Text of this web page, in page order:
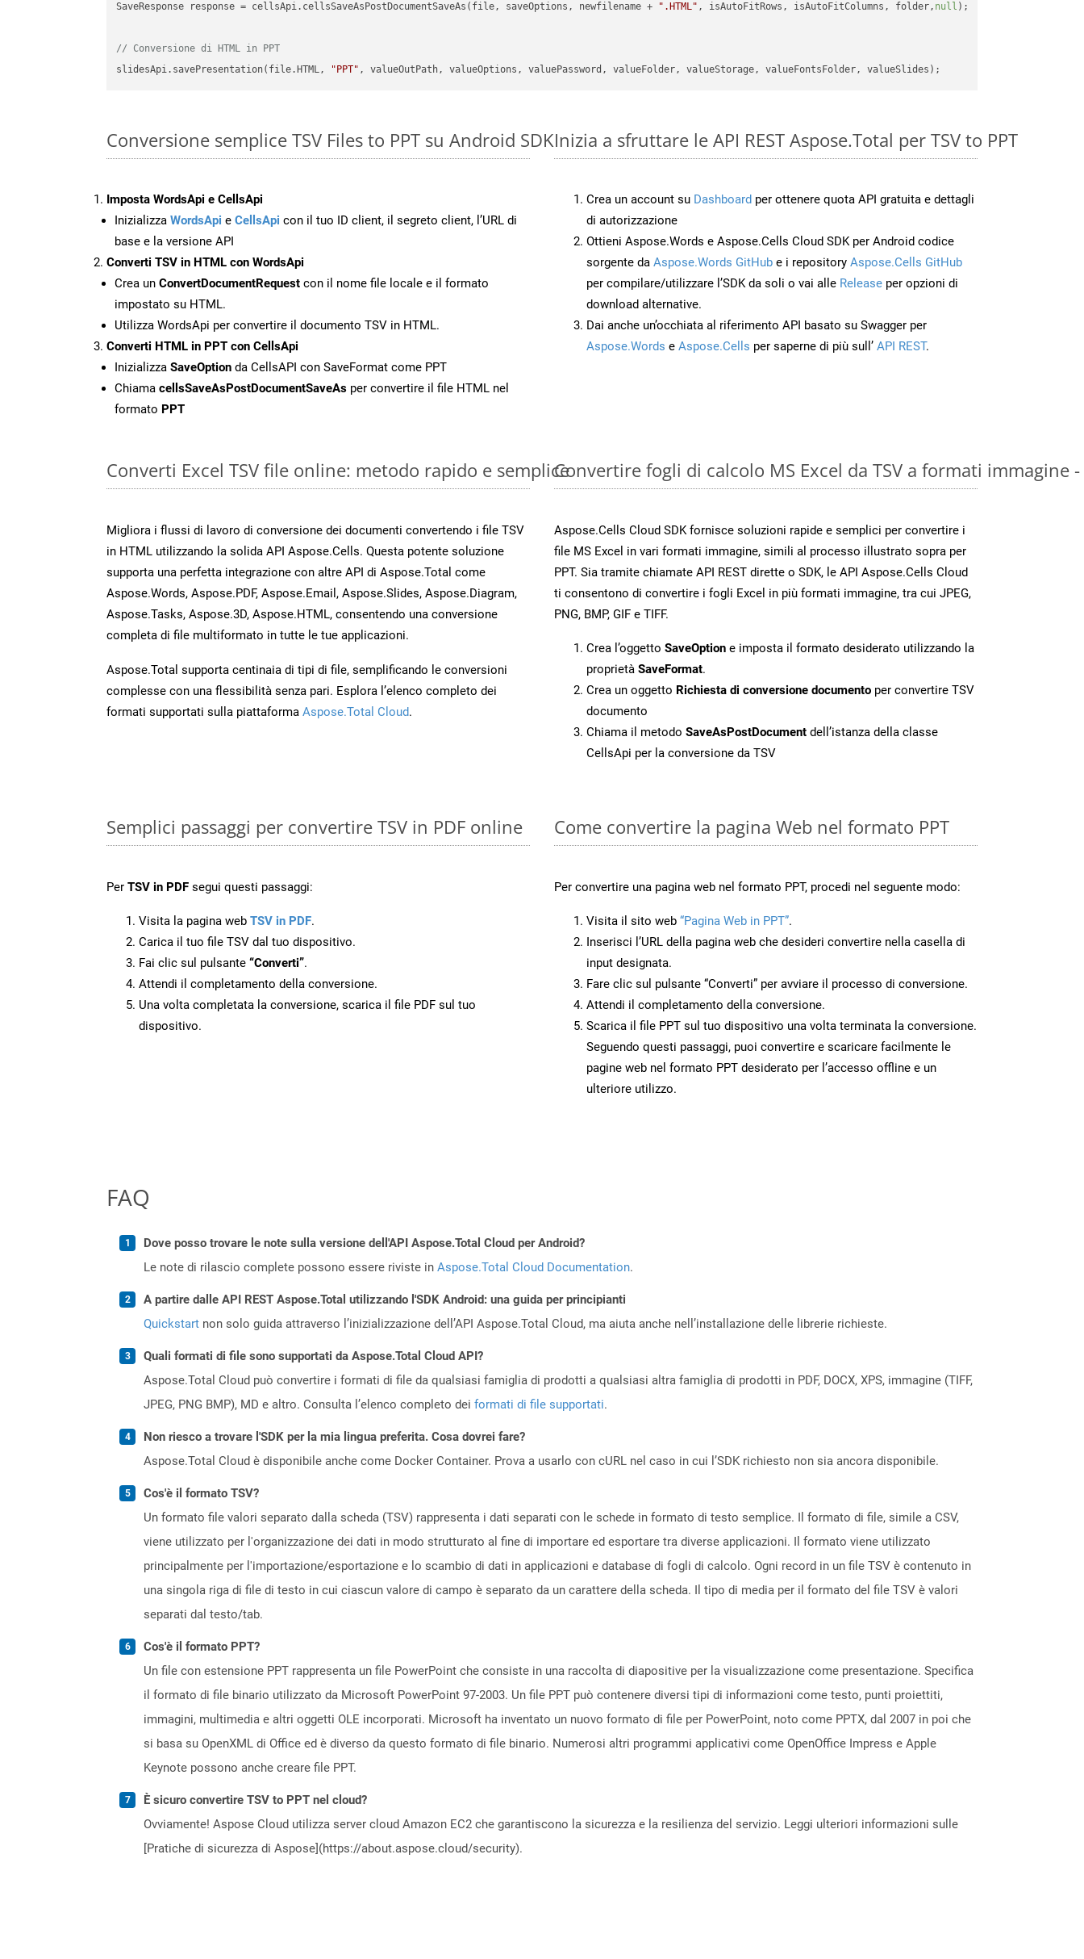
SaveResponse response = cellsApi.cellsSaveAsPostDocumentSaveAs(file, saveOptions, newfilename +
".HTML" , isAutoFitRows, isAutoFitColumns, folder, null );
// Conversione di HTML in PPT
slidesApi.savePresentation(file.HTML,
"PPT"
Conversione semplice TSV Files to PPT su Android SDK
Imposta WordsApi e CellsApi
Inizializza WordsApi e CellsApi con il tuo ID client, il segreto client, l’URL di
base e la versione API
Converti TSV in HTML con WordsApi
Crea un ConvertDocumentRequest con il nome file locale e il formato
impostato su HTML.
Utilizza WordsApi per convertire il documento TSV in HTML.
Converti HTML in PPT con CellsApi
Inizializza SaveOption da CellsAPI con SaveFormat come PPT
Chiama cellsSaveAsPostDocumentSaveAs per convertire il file HTML nel
formato PPT
Inizia a sfruttare le API REST Aspose.Total per TSV to PPT
Crea un account su Dashboard per ottenere quota API gratuita e dettagli
di autorizzazione
Ottieni Aspose.Words e Aspose.Cells Cloud SDK per Android codice
sorgente da Aspose.Words GitHub e i repository Aspose.Cells GitHub
per compilare/utilizzare l’SDK da soli o vai alle Release per opzioni di
download alternative.
Dai anche un’occhiata al riferimento API basato su Swagger per
Aspose.Words e Aspose.Cells per saperne di più sull’ API REST.
Converti Excel TSV file online: metodo rapido e semplice
Migliora i flussi di lavoro di conversione dei documenti convertendo i file TSV
in HTML utilizzando la solida API Aspose.Cells. Questa potente soluzione
supporta una perfetta integrazione con altre API di Aspose.Total come
Aspose.Words, Aspose.PDF, Aspose.Email, Aspose.Slides, Aspose.Diagram,
Aspose.Tasks, Aspose.3D, Aspose.HTML, consentendo una conversione
completa di file multiformato in tutte le tue applicazioni.
Aspose.Total supporta centinaia di tipi di file, semplificando le conversioni
complesse con una flessibilità senza pari. Esplora l’elenco completo dei
formati supportati sulla piattaforma Aspose.Total Cloud.
Convertire fogli di calcolo MS Excel da TSV a formati immagine
Aspose.Cells Cloud SDK fornisce soluzioni rapide e semplici per convertire i
file MS Excel in vari formati immagine, simili al processo illustrato sopra per
PPT. Sia tramite chiamate API REST dirette o SDK, le API Aspose.Cells Cloud
ti consentono di convertire i fogli Excel in più formati immagine, tra cui JPEG,
PNG, BMP, GIF e TIFF.
Crea l’oggetto SaveOption e imposta il formato desiderato utilizzando la
proprietà SaveFormat.
Crea un oggetto Richiesta di conversione documento per convertire TSV
documento
Chiama il metodo SaveAsPostDocument dell’istanza della classe
CellsApi per la conversione da TSV
Semplici passaggi per convertire TSV in PDF online
Per TSV in PDF segui questi passaggi:
Visita la pagina web TSV in PDF.
Carica il tuo file TSV dal tuo dispositivo.
Fai clic sul pulsante “Converti”.
Attendi il completamento della conversione.
Una volta completata la conversione, scarica il file PDF sul tuo
dispositivo.
Come convertire la pagina Web nel formato PPT
Per convertire una pagina web nel formato PPT, procedi nel seguente modo:
Visita il sito web “Pagina Web in PPT”.
Inserisci l’URL della pagina web che desideri convertire nella casella di
input designata.
Fare clic sul pulsante “Converti” per avviare il processo di conversione.
Attendi il completamento della conversione.
Scarica il file PPT sul tuo dispositivo una volta terminata la conversione.
Seguendo questi passaggi, puoi convertire e scaricare facilmente le
pagine web nel formato PPT desiderato per l’accesso offline e un
ulteriore utilizzo.
FAQ
Dove posso trovare le note sulla versione dell'API Aspose.Total Cloud per Android?
Le note di rilascio complete possono essere riviste in Aspose.Total Cloud Documentation.
A partire dalle API REST Aspose.Total utilizzando l'SDK Android: una guida per principianti
Quickstart non solo guida attraverso l’inizializzazione dell’API Aspose.Total Cloud, ma aiuta anche nell’installazione delle librerie richieste.
Quali formati di file sono supportati da Aspose.Total Cloud API?
Aspose.Total Cloud può convertire i formati di file da qualsiasi famiglia di prodotti a qualsiasi altra famiglia di prodotti in PDF, DOCX, XPS, immagine (TIFF,
JPEG, PNG BMP), MD e altro. Consulta l’elenco completo dei formati di file supportati.
Non riesco a trovare l'SDK per la mia lingua preferita. Cosa dovrei fare?
Aspose.Total Cloud è disponibile anche come Docker Container. Prova a usarlo con cURL nel caso in cui l’SDK richiesto non sia ancora disponibile.
Cos'è il formato TSV?
Un formato file valori separato dalla scheda (TSV) rappresenta i dati separati con le schede in formato di testo semplice. Il formato di file, simile a CSV,
viene utilizzato per l'organizzazione dei dati in modo strutturato al fine di importare ed esportare tra diverse applicazioni. Il formato viene utilizzato
principalmente per l'importazione/esportazione e lo scambio di dati in applicazioni e database di fogli di calcolo. Ogni record in un file TSV è contenuto in
una singola riga di file di testo in cui ciascun valore di campo è separato da un carattere della scheda. Il tipo di media per il formato del file TSV è valori
separati dal testo/tab.
Cos'è il formato PPT?
Un file con estensione PPT rappresenta un file PowerPoint che consiste in una raccolta di diapositive per la visualizzazione come presentazione. Specifica
il formato di file binario utilizzato da Microsoft PowerPoint 97-2003. Un file PPT può contenere diversi tipi di informazioni come testo, punti proiettiti,
immagini, multimedia e altri oggetti OLE incorporati. Microsoft ha inventato un nuovo formato di file per PowerPoint, noto come PPTX, dal 2007 in poi che
si basa su OpenXML di Office ed è diverso da questo formato di file binario. Numerosi altri programmi applicativi come OpenOffice Impress e Apple
Keynote possono anche creare file PPT.
È sicuro convertire TSV to PPT nel cloud?
Ovviamente! Aspose Cloud utilizza server cloud Amazon EC2 che garantiscono la sicurezza e la resilienza del servizio. Leggi ulteriori informazioni sulle
[Pratiche di sicurezza di Aspose](https://about.aspose.cloud/security).